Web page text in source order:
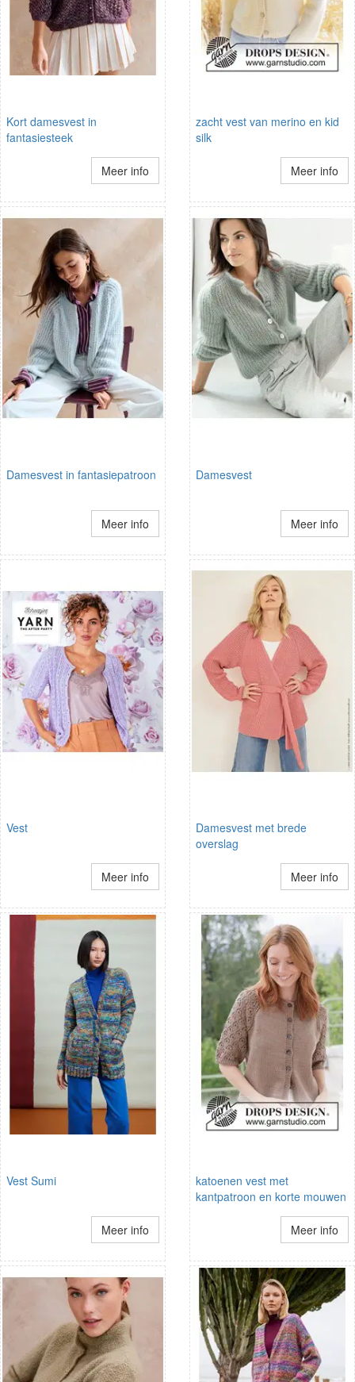
Kort damesvest in
fantasiesteek
Meer info
zacht vest van merino en kid
silk
Meer info
Damesvest in fantasiepatroon
Meer info
Damesvest
Meer info
Vest
Meer info
Damesvest met brede
overslag
Meer info
Vest Sumi
Meer info
katoenen vest met
kantpatroon en korte mouwen
Meer info